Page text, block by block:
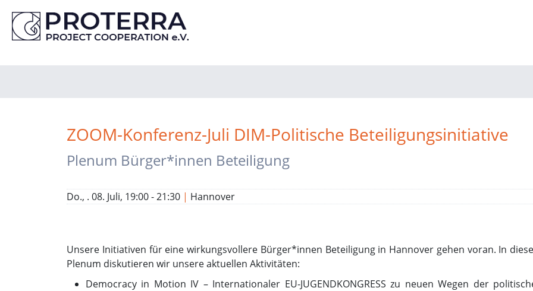
ZOOM-Konferenz-Juli DIM-Politische Beteiligungsinitiative
Plenum Bürger*innen Beteiligung
Do., . 08. Juli, 19:00 - 21:30 | Hannover
Unsere Initiativen für eine wirkungsvollere Bürger*innen Beteiligung in Hannover gehen voran. In
Plenum diskutieren wir unsere aktuellen Aktivitäten:
Democracy in Motion IV – Internationaler EU-JUGENDKONGRESS zu neuen Wegen der